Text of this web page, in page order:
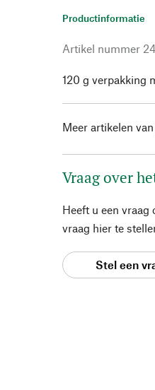
Productinformatie
Artikel nummer
120 g verpakking
Meer artikelen van
Vraag over
Heeft u een
vraag hier te
Stel een